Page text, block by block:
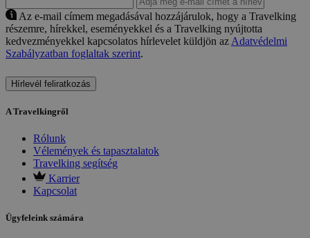
Az e-mail címem megadásával hozzájárulok, hogy a Travelking
részemre, hírekkel, eseményekkel és a Travelking nyújtotta
kedvezményekkel kapcsolatos hírlevelet küldjön az Adatvédelmi
Szabályzatban foglaltak szerint.
Hírlevél feliratkozás
A Travelkingről
Rólunk
Vélemények és tapasztalatok
Travelking segítség
Karrier
Kapcsolat
Ügyfeleink számára